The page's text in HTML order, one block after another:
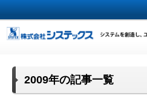
2009年の記事一覧